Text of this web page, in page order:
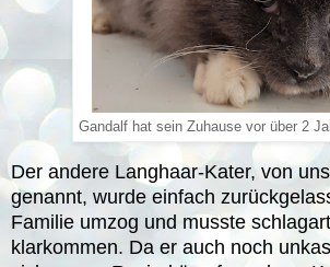
Gandalf hat sein Zuhause vor über 2
Der andere Langhaar-Kater, von
genannt, wurde einfach
Familie umzog und musste
klarkommen. Da er auch noch